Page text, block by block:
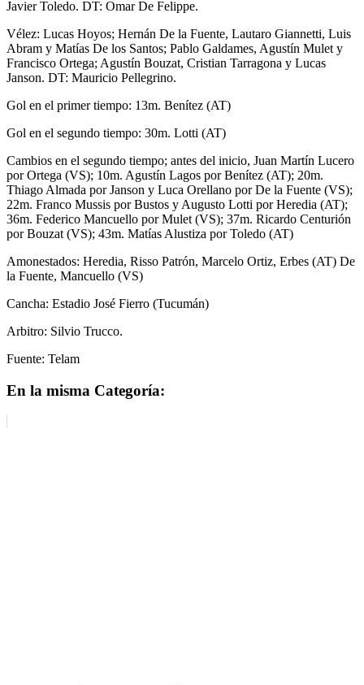
Javier Toledo. DT: Omar De Felippe.
Vélez: Lucas Hoyos; Hernán De la Fuente, Lautaro Giannetti, Luis
Abram y Matías De los Santos; Pablo Galdames, Agustín Mulet y
Francisco Ortega; Agustín Bouzat, Cristian Tarragona y Lucas
Janson. DT: Mauricio Pellegrino.
Gol en el primer tiempo: 13m. Benítez (AT)
Gol en el segundo tiempo: 30m. Lotti (AT)
Cambios en el segundo tiempo; antes del inicio, Juan Martín Lucero
por Ortega (VS); 10m. Agustín Lagos por Benítez (AT); 20m.
Thiago Almada por Janson y Luca Orellano por De la Fuente (VS);
22m. Franco Mussis por Bustos y Augusto Lotti por Heredia (AT);
36m. Federico Mancuello por Mulet (VS); 37m. Ricardo Centurión
por Bouzat (VS); 43m. Matías Alustiza por Toledo (AT)
Amonestados: Heredia, Risso Patrón, Marcelo Ortiz, Erbes (AT) De
la Fuente, Mancuello (VS)
Cancha: Estadio José Fierro (Tucumán)
Arbitro: Silvio Trucco.
Fuente: Telam
En la misma Categoría: